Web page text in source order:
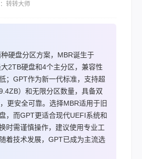
转转大师
硬盘分区方案，MBR诞生于
2TB硬盘和4个主分区，兼容性
；GPT作为新一代标准，支持超
）和无限分区数量，具备双
更安全可靠。选择MBR适用于旧
，而GPT更适合现代UEFI系统和
时需谨慎操作，建议使用专业工
着技术发展，GPT已成为主流选